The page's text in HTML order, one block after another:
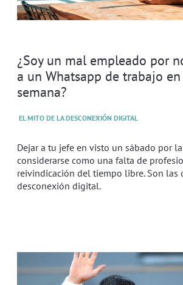
¿Soy un mal empleado por
a un Whatsapp de trabajo
semana?
EL MITO DE LA DESCONEXIÓN DIGITAL
Dejar a tu jefe en visto un sábado por
considerarse como una falta de
reivindicación del tiempo libre. Son las
desconexión digital.